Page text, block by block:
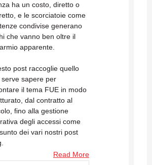
ha un costo, diretto o
e le scorciatoie come
condivise generano
che vanno ben oltre il
apparente.
post raccoglie quello
serve sapere per
il tema FUE in modo
dal contratto al
fino alla gestione
degli accessi come
dei vari nostri post
Read More